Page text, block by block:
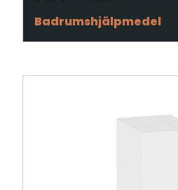
Badrumshjälpmedel